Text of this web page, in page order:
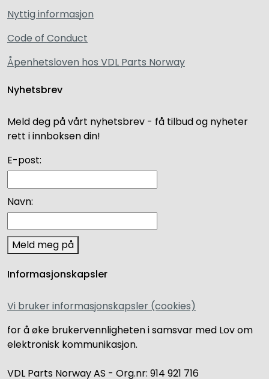
Nyttig informasjon
Code of Conduct
Åpenhetsloven hos VDL Parts Norway
Nyhetsbrev
Meld deg på vårt nyhetsbrev - få tilbud og nyheter
rett i innboksen din!
E-post:
Navn:
Meld meg på
Informasjonskapsler
Vi bruker informasjonskapsler (cookies)
for å øke brukervennligheten i samsvar med Lov om
elektronisk kommunikasjon.
VDL Parts Norway AS - Org.nr: 914 921 716